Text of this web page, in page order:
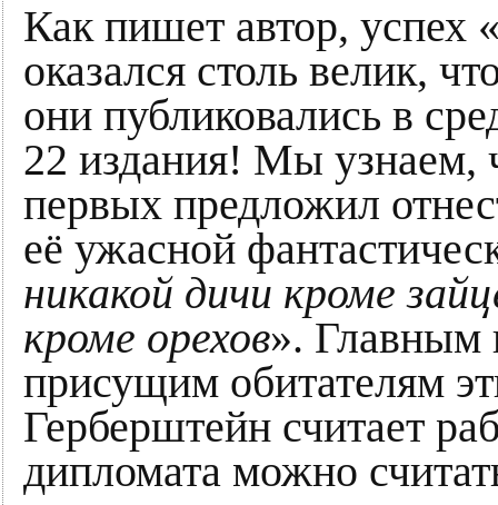
Как пишет автор, успех
оказался столь велик,
они публиковались в
22 издания! Мы узнаем,
первых предложил
её ужасной
никакой дичи кроме
кроме орехов». Главным
присущим обитателям
Герберштейн считает
дипломата можно